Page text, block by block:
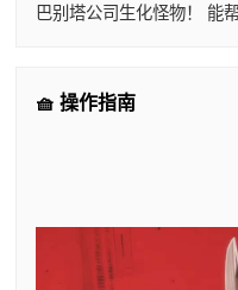
巴别塔公司生化怪物！ 能
🧺 操作指南